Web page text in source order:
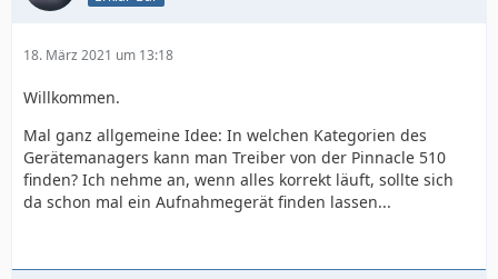
18. März 2021 um 13:18
Willkommen.
Mal ganz allgemeine Idee: In welchen Kategorien des
Gerätemanagers kann man Treiber von der Pinnacle 510
finden? Ich nehme an, wenn alles korrekt läuft, sollte sich
da schon mal ein Aufnahmegerät finden lassen...